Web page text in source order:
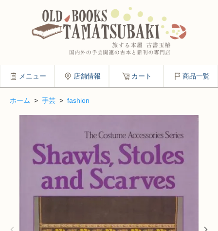
メニュー 店舗情報 カート 商品一覧
ホーム > 手芸 > fashion